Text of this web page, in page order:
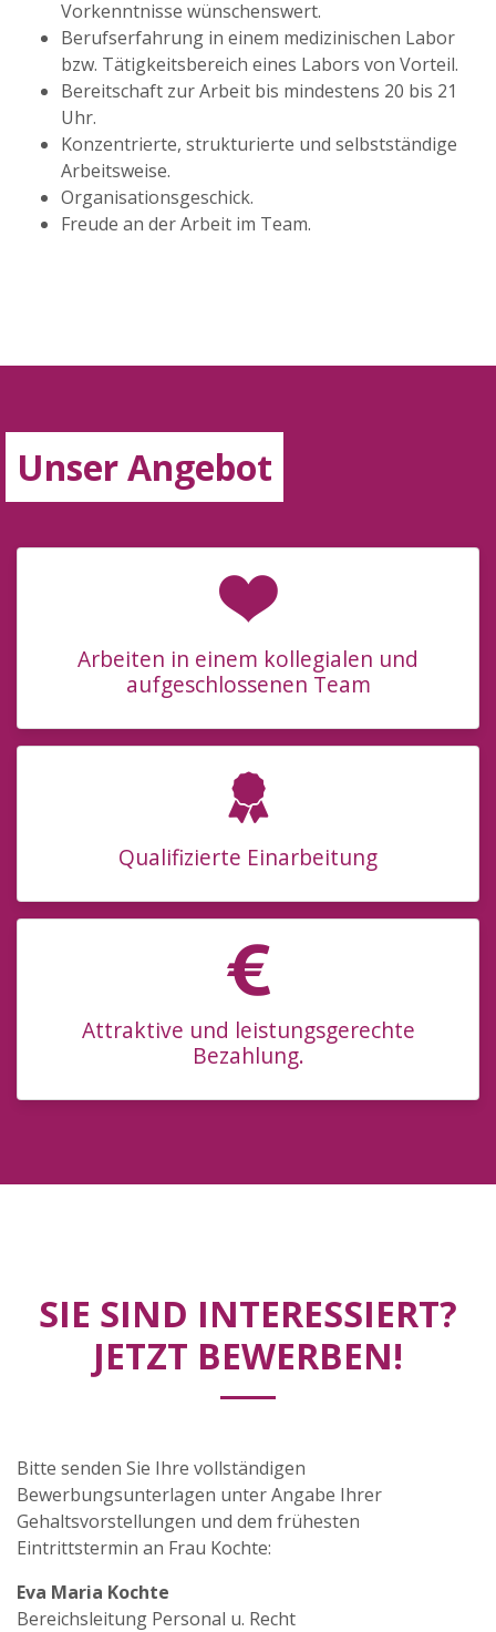
Vorkenntnisse wünschenswert.
Berufserfahrung in einem medizinischen Labor
bzw. Tätigkeitsbereich eines Labors von Vorteil.
Bereitschaft zur Arbeit bis mindestens 20 bis 21
Uhr.
Konzentrierte, strukturierte und selbstständige
Arbeitsweise.
Organisationsgeschick.
Freude an der Arbeit im Team.
Unser Angebot
Arbeiten in einem kollegialen und
aufgeschlossenen Team
Qualifizierte Einarbeitung
Attraktive und leistungsgerechte
Bezahlung.
SIE SIND INTERESSIERT?
JETZT BEWERBEN!
Bitte senden Sie Ihre vollständigen
Bewerbungsunterlagen unter Angabe Ihrer
Gehaltsvorstellungen und dem frühesten
Eintrittstermin an Frau Kochte:
Eva Maria Kochte
Bereichsleitung Personal u. Recht